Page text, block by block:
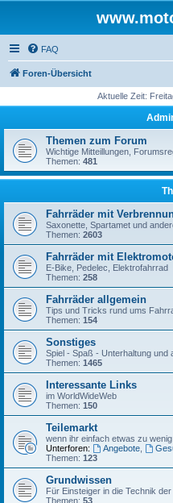
FAQ
Foren-Übersicht
Aktuelle Zeit:
Themen zum Forum
Wichtige Mitteillungen,
Themen: 481
Fahrräder mit
Saxonette, Spartamet und
Themen: 2603
Fahrräder mit
E-Bike, Pedelec, Elektrofahrrad
Themen: 258
Fahrräder allgemein
Tips und Tricks rund ums
Themen: 154
Sonstiges
Spiel - Spaß - Unterhaltung und
Themen: 1465
Interessante Links
im WorldWideWeb
Themen: 150
Teilemarkt
wenn ihr einfach etwas zu wenig
Unterforen:
Angebote,
Themen: 123
Grundwissen
Für Einsteiger in die Technik
Themen: 53